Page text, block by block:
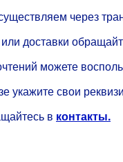
через
доставки
можете
укажите свои
в контакты.